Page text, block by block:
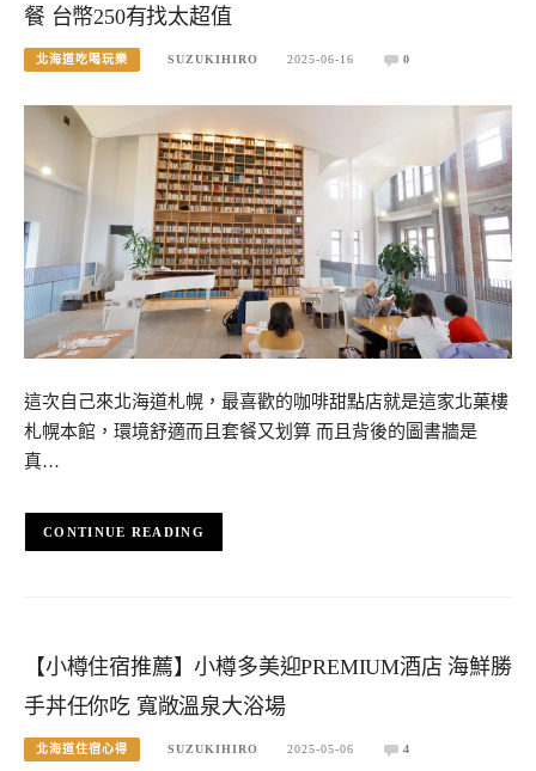
餐 台幣250有找太超值
北海道吃喝玩樂 SUZUKIHIRO 2025-06-16 0
這次自己來北海道札幌，最喜歡的咖啡甜點店就是這家北菓樓
札幌本館，環境舒適而且套餐又划算 而且背後的圖書牆是
真…
CONTINUE READING
【小樽住宿推薦】小樽多美迎PREMIUM酒店 海鮮勝
手丼任你吃 寬敞溫泉大浴場
北海道住宿心得 SUZUKIHIRO 2025-05-06 4